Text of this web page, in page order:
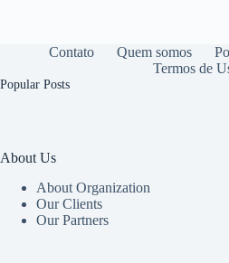
Contato Quem somos
Termos de
Popular Posts
About Us
About Organization
Our Clients
Our Partners